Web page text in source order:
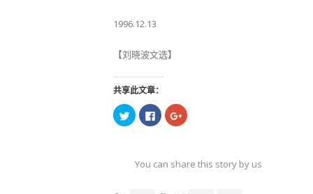
1996.12.13
【刘晓波文选】
共享此文章：
点
击
共
享
点
击
共
享
点
击
共
享
You can share this story by using your